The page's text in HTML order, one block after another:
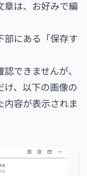
章は、お好みで編
部にある「保存す
できませんが、
け、以下の画像の
内容が表示されま